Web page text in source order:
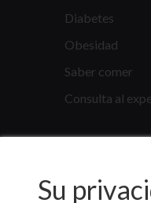
Su
Diabetes
Obesidad
Saber comer
Consulta al